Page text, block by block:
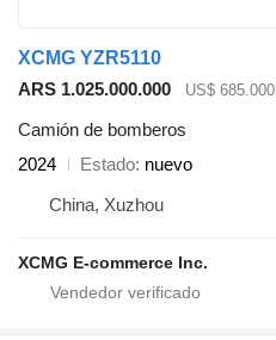
XCMG YZR5110
ARS 1.025.000.000
US$ 685.000
Camión de bomberos
2024
Estado nuevo
China, Xuzhou
XCMG E-commerce Inc.